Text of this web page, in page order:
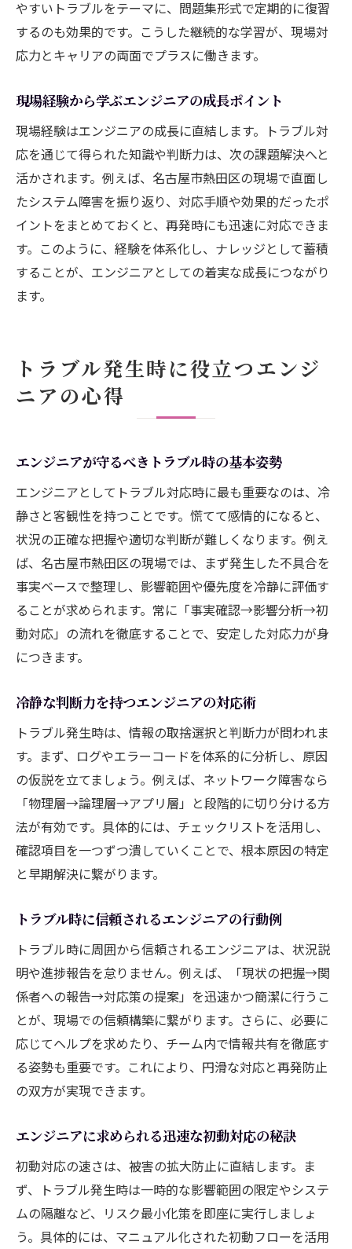
やすいトラブルをテーマに、問題集形式で定期的に復習
するのも効果的です。こうした継続的な学習が、現場対
応力とキャリアの両面でプラスに働きます。
現場経験から学ぶエンジニアの成長ポイント
現場経験はエンジニアの成長に直結します。トラブル対
応を通じて得られた知識や判断力は、次の課題解決へと
活かされます。例えば、名古屋市熱田区の現場で直面し
たシステム障害を振り返り、対応手順や効果的だったポ
イントをまとめておくと、再発時にも迅速に対応できま
す。このように、経験を体系化し、ナレッジとして蓄積
することが、エンジニアとしての着実な成長につながり
ます。
トラブル発生時に役立つエンジ
ニアの心得
エンジニアが守るべきトラブル時の基本姿勢
エンジニアとしてトラブル対応時に最も重要なのは、冷
静さと客観性を持つことです。慌てて感情的になると、
状況の正確な把握や適切な判断が難しくなります。例え
ば、名古屋市熱田区の現場では、まず発生した不具合を
事実ベースで整理し、影響範囲や優先度を冷静に評価す
ることが求められます。常に「事実確認→影響分析→初
動対応」の流れを徹底することで、安定した対応力が身
につきます。
冷静な判断力を持つエンジニアの対応術
トラブル発生時は、情報の取捨選択と判断力が問われま
す。まず、ログやエラーコードを体系的に分析し、原因
の仮説を立てましょう。例えば、ネットワーク障害なら
「物理層→論理層→アプリ層」と段階的に切り分ける方
法が有効です。具体的には、チェックリストを活用し、
確認項目を一つずつ潰していくことで、根本原因の特定
と早期解決に繋がります。
トラブル時に信頼されるエンジニアの行動例
トラブル時に周囲から信頼されるエンジニアは、状況説
明や進捗報告を怠りません。例えば、「現状の把握→関
係者への報告→対応策の提案」を迅速かつ簡潔に行うこ
とが、現場での信頼構築に繋がります。さらに、必要に
応じてヘルプを求めたり、チーム内で情報共有を徹底す
る姿勢も重要です。これにより、円滑な対応と再発防止
の双方が実現できます。
エンジニアに求められる迅速な初動対応の秘訣
初動対応の速さは、被害の拡大防止に直結します。ま
ず、トラブル発生時は一時的な影響範囲の限定やシステ
ムの隔離など、リスク最小化策を即座に実行しましょ
う。具体的には、マニュアル化された初動フローを活用